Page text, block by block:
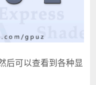
可以查看到各种显